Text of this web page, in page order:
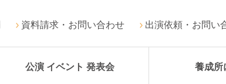
資料請求・お問い合わせ 出演依頼・お問い
公演 イベント 発表会 養成所